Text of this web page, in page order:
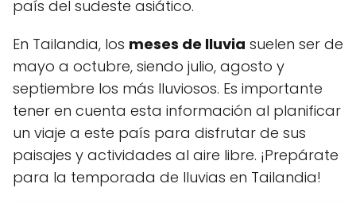
país del sudeste asiático.
En Tailandia, los meses de lluvia suelen ser de
mayo a octubre, siendo julio, agosto y
septiembre los más lluviosos. Es importante
tener en cuenta esta información al planificar
un viaje a este país para disfrutar de sus
paisajes y actividades al aire libre. ¡Prepárate
para la temporada de lluvias en Tailandia!